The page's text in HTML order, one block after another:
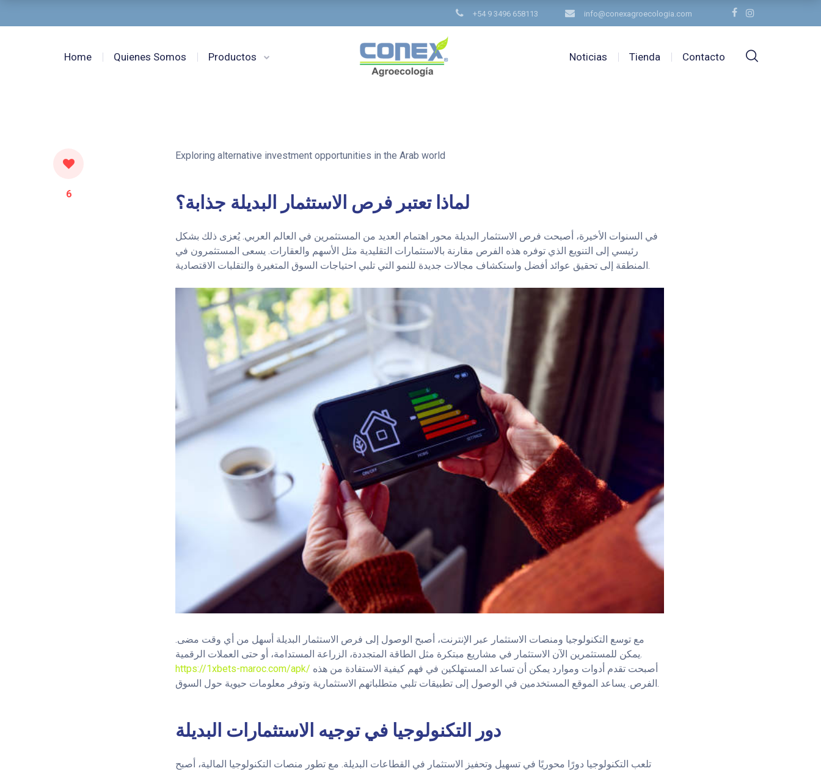
+54 9 3496 658113 info@conexagroecologia.com
Home Quienes Somos Productos Noticias Tienda Contacto
6
Exploring alternative investment opportunities in the Arab world
لماذا تعتبر فرص الاستثمار البديلة جذابة؟
في السنوات الأخيرة، أصبحت فرص الاستثمار البديلة محور اهتمام العديد من المستثمرين في العالم العربي. يُعزى ذلك بشكل
رئيسي إلى التنويع الذي توفره هذه الفرص مقارنة بالاستثمارات التقليدية مثل الأسهم والعقارات. يسعى المستثمرون في
المنطقة إلى تحقيق عوائد أفضل واستكشاف مجالات جديدة للنمو التي تلبي احتياجات السوق المتغيرة والتقلبات الاقتصادية.
مع توسع التكنولوجيا ومنصات الاستثمار عبر الإنترنت، أصبح الوصول إلى فرص الاستثمار البديلة أسهل من أي وقت مضى.
يمكن للمستثمرين الآن الاستثمار في مشاريع مبتكرة مثل الطاقة المتجددة، الزراعة المستدامة، أو حتى العملات الرقمية.
https://1xbets-maroc.com/apk/
الفرص. يساعد الموقع المستخدمين في الوصول إلى تطبيقات تلبي متطلباتهم الاستثمارية وتوفر معلومات حيوية حول السوق.
دور التكنولوجيا في توجيه الاستثمارات البديلة
تلعب التكنولوجيا دورًا محوريًا في تسهيل وتحفيز الاستثمار في القطاعات البديلة. مع تطور منصات التكنولوجيا المالية، أصبح